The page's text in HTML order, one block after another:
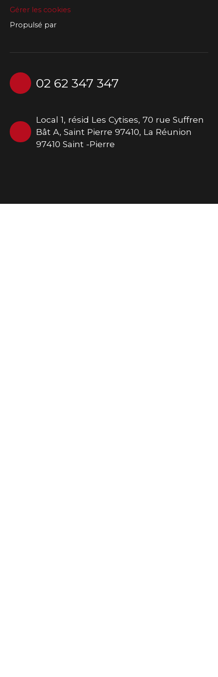
Gérer les cookies
Propulsé par
02 62 347 347
Local 1, résid Les Cytises, 70 rue Suffren
Bât A, Saint Pierre 97410, La Réunion
97410 Saint -Pierre